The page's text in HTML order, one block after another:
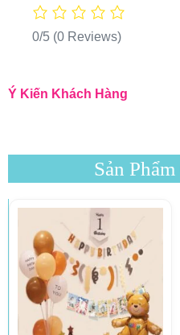
0/5 (0 Reviews)
Ý Kiến Khách Hàng
Sản